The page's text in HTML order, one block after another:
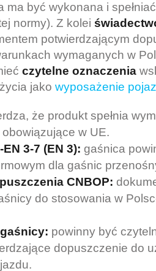
ma być wykonana i
normy). Z kolei
potwierdzającym
wymaganych w
czytelne oznaczenia
jako wyposażenie
że produkt spełnia
w UE.
3-7 (EN 3): gaśnica
dla gaśnic
CNBOP:
do stosowania w
powinny być
dopuszczenie do